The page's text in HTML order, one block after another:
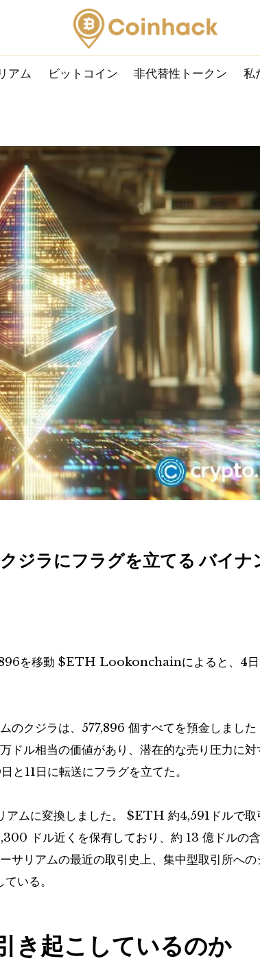
アム ビットコイン 非代替性トークン 私
ジラにフラグを立てる バイナ
を移動 $ETH Lookonchainによると、4日
のクジラは、577,896 個すべてを預金しました
ドル相当の価値があり、潜在的な売り圧力に対
11日に転送にフラグを立てた。
ムに変換しました。 $ETH 約4,591ドルで取
ドル近くを保有しており、約 13 億ドルの
サリアムの最近の取引史上、集中型取引所への
いる。
き起こしているのか